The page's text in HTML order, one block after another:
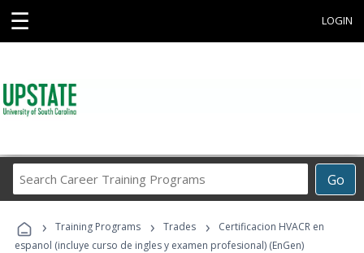
☰ LOGIN
Go
Career
Programs
› Training Programs › Trades ›
Certificacion HVACR en
espanol (incluye curso de ingles y examen profesional) (EnGen)